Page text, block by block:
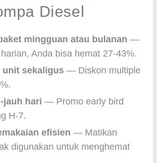
Diesel
mingguan atau bulanan —
Anda bisa hemat 27-43%.
unit sekaligus — Diskon multiple
jauh hari — Promo early bird
H-7.
efisien — Matikan
digunakan untuk menghemat